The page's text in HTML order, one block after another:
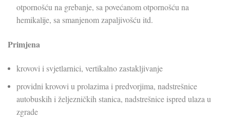
otpornošću na grebanje, sa povećanom otpornošću na
hemikalije, sa smanjenom zapaljivošću itd.
Primjena
krovovi i svjetlarnici, vertikalno zastakljivanje
providni krovovi u prolazima i predvorjima, nadstrešnice
autobuskih i željezničkih stanica, nadstrešnice ispred ulaza u
zgrade